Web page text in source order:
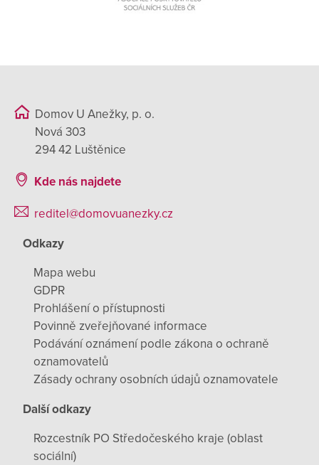
Domov U Anežky, p. o.
Nová 303
294 42 Luštěnice
Kde nás najdete
reditel@domovuanezky.cz
Odkazy
Mapa webu
GDPR
Prohlášení o přístupnosti
Povinně zveřejňované informace
Podávání oznámení podle zákona o ochraně
oznamovatelů
Zásady ochrany osobních údajů oznamovatele
Další odkazy
Rozcestník PO Středočeského kraje (oblast
sociální)